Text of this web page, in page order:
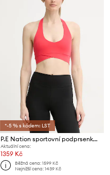
*-5 % s kódem: LST
P.E Nation sportovní podprsenka Reset
Aktuální cena:
1359 Kč
Běžná cena:1599 Kč
Nejnižší cena:1439 Kč